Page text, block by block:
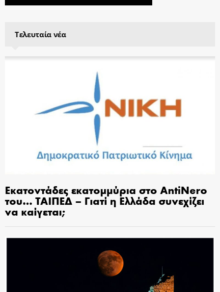
Τελευταία νέα
Εκατοντάδες εκατομμύρια στο AntiNero
του… ΤΑΙΠΕΔ – Γιατί η Ελλάδα συνεχίζει
να καίγεται;